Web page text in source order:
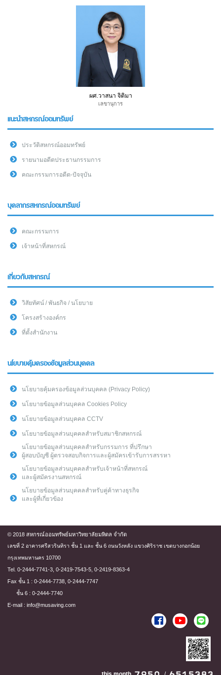
ผศ.วาสนา จิติมา
เลขานุการ
แนะนำสหกรณ์ออมทรัพย์
ประวัติสหกรณ์ออมทรัพย์
รายนามอดีตประธานกรรมการ
คณะกรรมการอดีต-ปัจจุบัน
บุคลากรสหกรณ์ออมทรัพย์
คณะกรรมการ
เจ้าหน้าที่สหกรณ์
เกี่ยวกับสหกรณ์
วิสัยทัศน์ / พันธกิจ / นโยบาย
โครงสร้างองค์กร
ที่ตั้งสำนักงาน
นโยบายคุ้มครองข้อมูลส่วนบุคคล
นโยบายคุ้มครองข้อมูลส่วนบุคคล (Privacy Policy)
นโยบายข้อมูลส่วนบุคคล Cookies Policy
นโยบายข้อมูลส่วนบุคคล CCTV
นโยบายข้อมูลส่วนบุคคลสำหรับสมาชิกสหกรณ์
นโยบายข้อมูลส่วนบุคคลสำหรับกรรมการ ที่ปรึกษา
ผู้สอบบัญชี ผู้ตรวจสอบกิจการและผู้สมัครเข้ารับการสรรหา
นโยบายข้อมูลส่วนบุคคลสำหรับเจ้าหน้าที่สหกรณ์
และผู้สมัครงานสหกรณ์
นโยบายข้อมูลส่วนบุคคลสำหรับคู่ค้าทางธุรกิจ
และผู้ที่เกี่ยวข้อง
© 2018 สหกรณ์ออมทรัพย์มหาวิทยาลัยมหิดล จำกัด
เลขที่ 2 อาคารศรีสวรินทิรา ชั้น 1 และ ชั้น 6 ถนนวังหลัง แขวงศิริราช เขตบางกอกน้อย
กรุงเทพมหานคร 10700
Tel. 0-2444-7741-3, 0-2419-7543-5, 0-2419-8363-4
Fax ชั้น 1 : 0-2444-7738, 0-2444-7747
ชั้น 6 : 0-2444-7740
E-mail : info@musaving.com